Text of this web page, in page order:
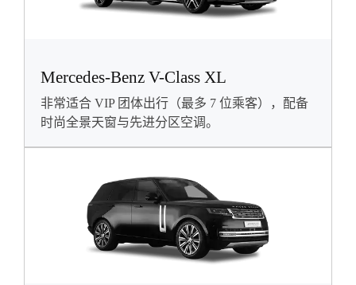
Mercedes-Benz V-Class XL
非常适合 VIP 团体出行（最多 7 位乘客），配备
时尚全景天窗与先进分区空调。